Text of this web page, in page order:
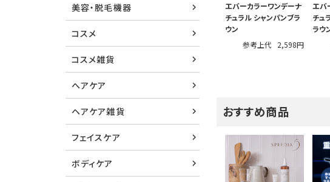
エバーカラーワンデーナ
チュラル シャンパンブラ
ウン
参考上代
2,598円
エバ
チュ
ラウ
おすすめ商品
美容・脱毛機器
コスメ
コスメ雑貨
ヘアケア
ヘアケア雑貨
フェイスケア
ボディケア